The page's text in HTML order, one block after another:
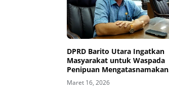
DPRD Barito Utara Ingatkan
Masyarakat untuk Waspada
Penipuan Mengatasnamakan
Bupati
Maret 16, 2026